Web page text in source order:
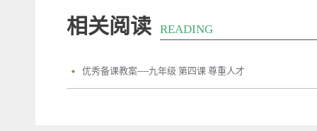
相关阅读 READING
优秀备课教案----九年级 第四课 尊重人才